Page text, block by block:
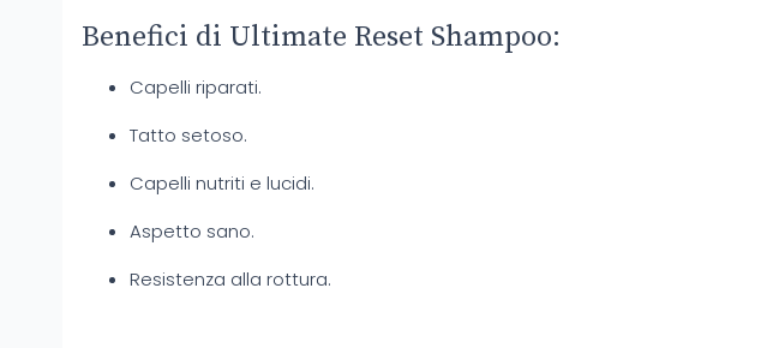
Benefici di Ultimate Reset Shampoo:
Capelli riparati.
Tatto setoso.
Capelli nutriti e lucidi.
Aspetto sano.
Resistenza alla rottura.